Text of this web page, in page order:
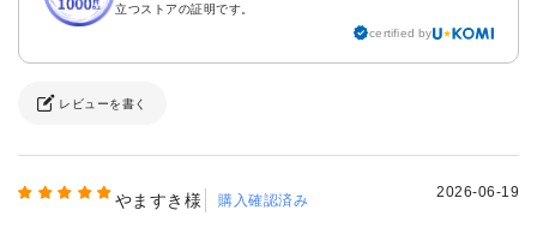
立つストアの証明です。
certified by
レビューを書く
やますき様 購入確認済み 2026-06-19